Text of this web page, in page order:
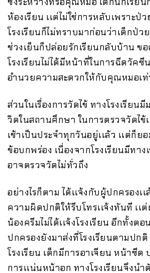
ห้องเรียน เเต่ไม่ใช่การหลับเพราะป่ว
โรงเรียนก็ไม่ทราบมาก่อนว่าเด็กป่
ช่วงเย็นก็ปล่อยรักเรียนกลับบ้าน ขอ
โรงเรียนไม่ได้มีหน้าที่ในการฉีดวัคซี
อำนวยความสะดวกให้กับคุณหมอเ
ส่วนในเรื่องการวัดไข้ ทางโรงเรียน
วิดในสถานศึกษา ในการตรวจวัดไข้
เช้าเป็นประจำทุกวันอยู่เเล้ว เเต่ก็ย
ข้อบกพร่อง เนื่องจากโรงเรียนมีทาง
อาจตรวจวัดไม่ทั่วถึง
อย่างไรก็ตาม ได้เเจ้งกับผู้ปกครองเ
ความผิดปกติให้รีบโทรเเจ้งทันที เเ
น้องครีมไม่ได้เเจ้งโรงเรียน อีกทั้งต
ปกครองยังมาส่งที่โรงเรียนตามปกติ
โรงเรียน เด็กมีการอาเจียน หน้าซีด
การเเน่นหน้าอก ทางโรงเรียนจึงนำ